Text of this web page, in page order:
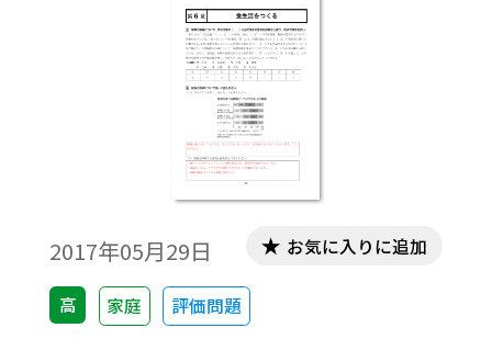
た波瀾万丈の生涯を送ったロマンの人であ
る。セント・ジェルジは，1893年9月16日，
3代基礎医学教授が続いたブダペストの名門
に生を受けた。ブダペスト大学医学部に進
学，伯父（解剖学教授）の指導下で20歳に
して組織学の学術論文を発表した。生命現
象の解明をめざして，彼は，生理学，薬理
学，細菌学，物理化学を学んだ。第一次世
界大戦に軍医として出征したセント・ジェ
ルジは，わざと自らの左腕を銃撃して負傷
し，除隊した。以来，彼の平和を願う信念
2017年05月29日
高 家庭 評価問題
お気に入りに追加